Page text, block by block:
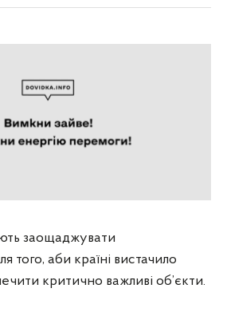
заощаджувати
того, аби країні вистачило
критично важливі об’єкти.